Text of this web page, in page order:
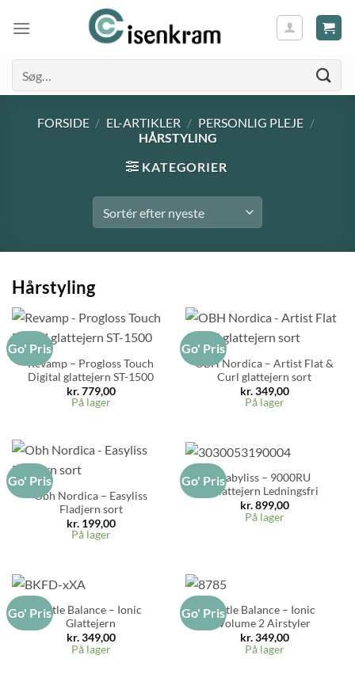
efter:
FORSIDE / EL-ARTIKLER / PERSONLIG PLEJE /
HÅRSTYLING
KATEGORIER
Hårstyling
Go' Pris
Revamp – Progloss Touch
Digital glattejern ST-1500
kr.779,00
På lager
Go' Pris
OBH Nordica – Artist Flat &
Curl glattejern sort
kr.349,00
På lager
Go' Pris
Obh Nordica – Easyliss
Fladjern sort
kr.199,00
På lager
Go' PrisBabyliss – 9000RU
Glattejern Ledningsfri
kr.899,00
På lager
Go' PrisLittle Balance – Ionic
Glattejern
kr.349,00
På lager
Go' PrisLittle Balance – Ionic
Volume 2 Airstyler
kr.349,00
På lager